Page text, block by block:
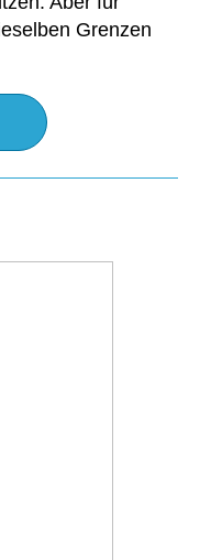
Grenzen